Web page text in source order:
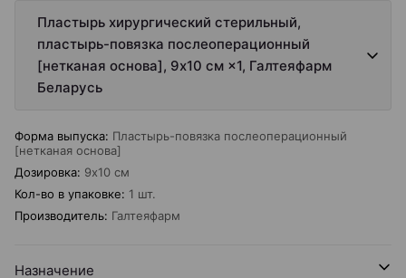
Пластырь хирургический стерильный,
пластырь-повязка послеоперационный
[нетканая основа], 9х10 см ×1, Галтеяфарм
Беларусь
Форма выпуска: Пластырь-повязка послеоперационный
[нетканая основа]
Дозировка: 9х10 см
Кол-во в упаковке: 1 шт.
Производитель: Галтеяфарм
Назначение